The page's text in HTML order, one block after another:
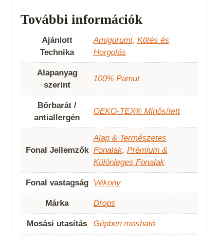
További információk
Ajánlott
Technika
Amigurumi, Kötés és
Horgolás
Alapanyag
szerint
100% Pamut
Bőrbarát /
antiallergén
OEKO-TEX® Minősített
Fonal Jellemzők
Alap & Természetes
Fonalak, Prémium &
Különleges Fonalak
Fonal vastagság Vékony
Márka Drops
Mosási utasítás Gépben mosható